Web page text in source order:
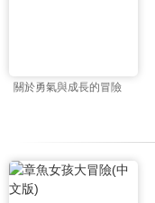
關於勇氣與成長的冒險